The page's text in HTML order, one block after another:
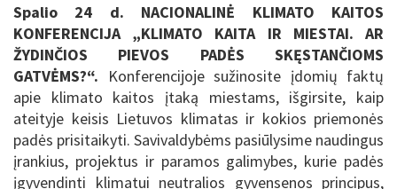
Spalio 24 d. NACIONALINĖ KLIMATO KAITOS
KONFERENCIJA „KLIMATO KAITA IR MIESTAI. AR
ŽYDINČIOS PIEVOS PADĖS SKĘSTANČIOMS
GATVĖMS?“.
Konferencijoje sužinosite įdomių faktų
apie klimato kaitos įtaką miestams, išgirsite, kaip
ateityje keisis Lietuvos klimatas ir kokios priemonės
padės prisitaikyti. Savivaldybėms pasiūlysime naudingus
įrankius, projektus ir paramos galimybes, kurie padės
įgyvendinti klimatui neutralios gyvensenos principus,